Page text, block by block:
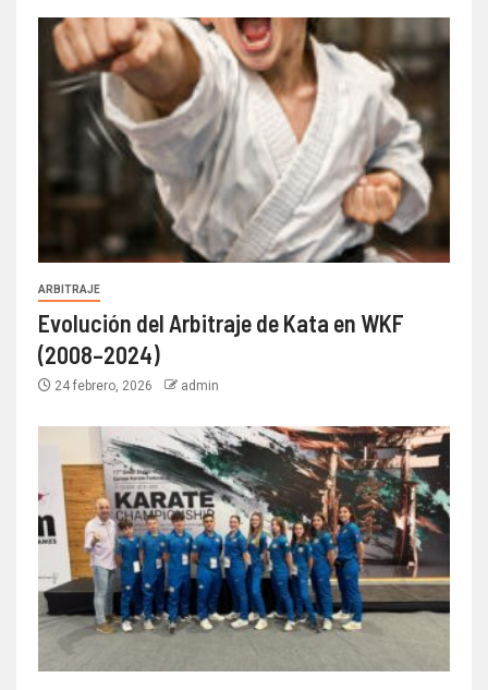
ARBITRAJE
Evolución del Arbitraje de Kata en WKF
(2008–2024)
24 febrero, 2026 admin